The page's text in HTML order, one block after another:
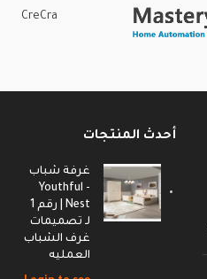
CreCra
أحدث المنتجات
غرفة شباب
- Youthful
Nest | رقم 1
لـ تصميمات
غرف الشباب
العمليه